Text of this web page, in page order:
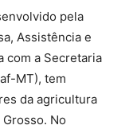
pela
Assistência e
com a Secretaria
MT), tem
da agricultura
No